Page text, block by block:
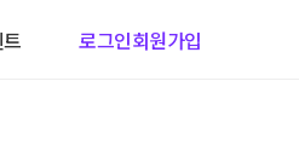
로그인회원가입